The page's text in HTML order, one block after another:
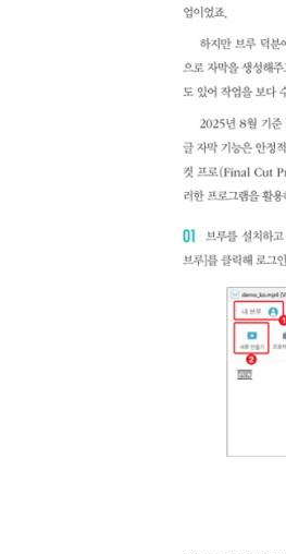
[실천 노트] 유튜브 알
LESSON 05 채널 운
유튜브 채널 운영 시
[실천 노트] 유튜브 채
LESSON 06 구글이
2 대화 : 시청자들과
3 상호작용 : 시청자
4 일관성 : 일관된 콘텐
5 타기팅 : 시청자가
6 지속 가능성 : 꾸준
7 검색 가능성 : 사람
[실천 노트] 검색량을
8 접근성 : 신규 시청